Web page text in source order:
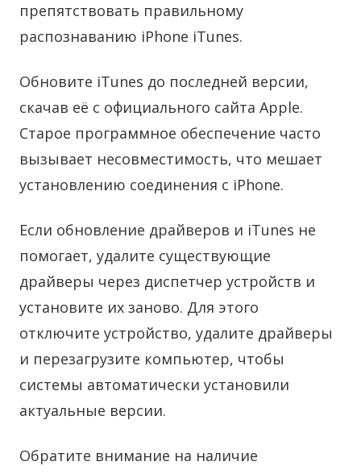
препятствовать правильному
распознаванию iPhone iTunes.
Обновите iTunes до последней версии,
скачав её с официального сайта Apple.
Старое программное обеспечение часто
вызывает несовместимость, что мешает
установлению соединения с iPhone.
Если обновление драйверов и iTunes не
помогает, удалите существующие
драйверы через диспетчер устройств и
установите их заново. Для этого
отключите устройство, удалите драйверы
и перезагрузите компьютер, чтобы
системы автоматически установили
актуальные версии.
Обратите внимание на наличие